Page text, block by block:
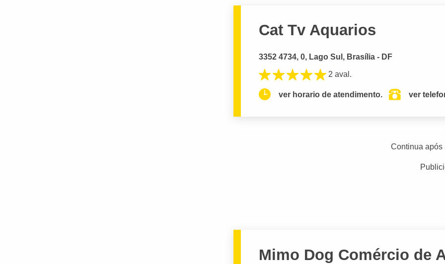
Cat Tv Aquarios
3352 4734, 0, Lago Sul, Brasília - DF
2 aval.
ver horario de atendimento. ver
Continua após
Mimo Dog Comércio de